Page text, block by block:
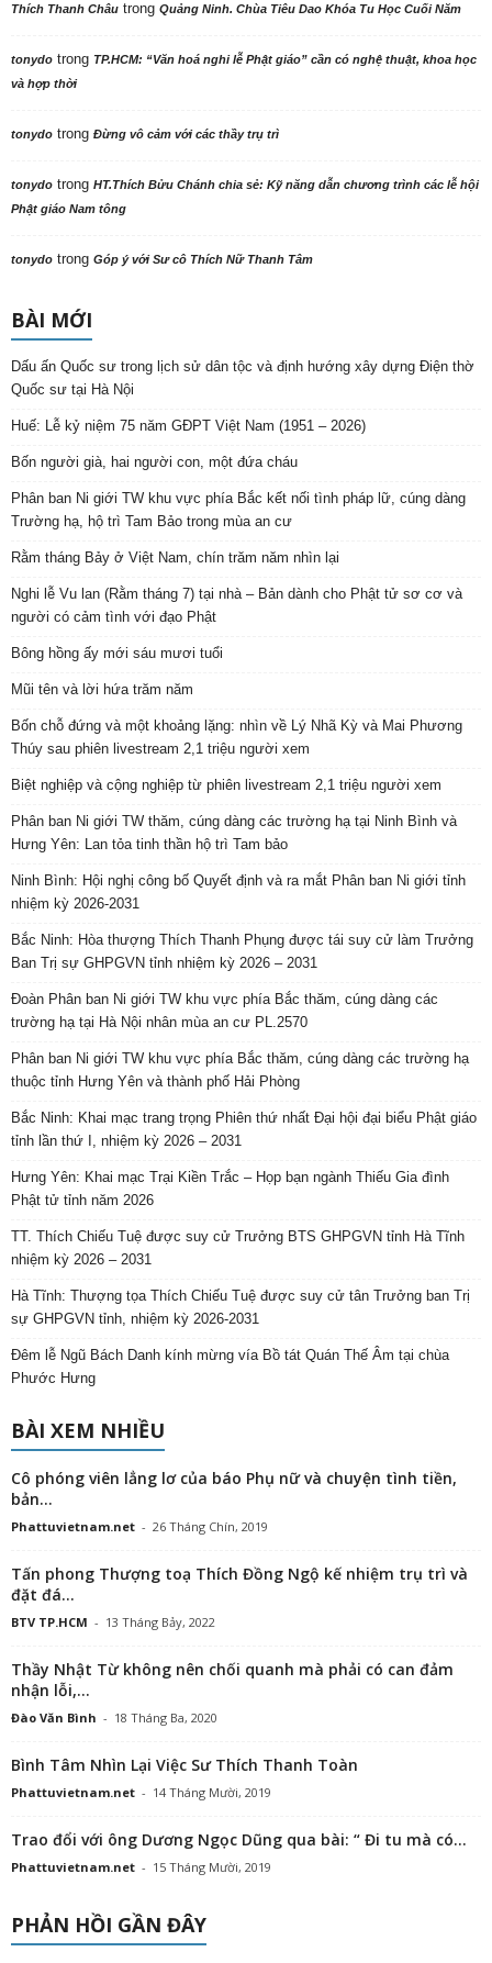
Thích Thanh Châu trong Quảng Ninh. Chùa Tiêu Dao Khóa Tu Học Cuối Năm
tonydo trong TP.HCM: “Văn hoá nghi lễ Phật giáo” cần có nghệ thuật, khoa học
và hợp thời
tonydo trong Đừng vô cảm với các thầy trụ trì
tonydo trong HT.Thích Bửu Chánh chia sẻ: Kỹ năng dẫn chương trình các lễ hội
Phật giáo Nam tông
tonydo trong Góp ý với Sư cô Thích Nữ Thanh Tâm
BÀI MỚI
Dấu ấn Quốc sư trong lịch sử dân tộc và định hướng xây dựng Điện thờ
Quốc sư tại Hà Nội
Huế: Lễ kỷ niệm 75 năm GĐPT Việt Nam (1951 – 2026)
Bốn người già, hai người con, một đứa cháu
Phân ban Ni giới TW khu vực phía Bắc kết nối tình pháp lữ, cúng dàng
Trường hạ, hộ trì Tam Bảo trong mùa an cư
Rằm tháng Bảy ở Việt Nam, chín trăm năm nhìn lại
Nghi lễ Vu lan (Rằm tháng 7) tại nhà – Bản dành cho Phật tử sơ cơ và
người có cảm tình với đạo Phật
Bông hồng ấy mới sáu mươi tuổi
Mũi tên và lời hứa trăm năm
Bốn chỗ đứng và một khoảng lặng: nhìn về Lý Nhã Kỳ và Mai Phương
Thúy sau phiên livestream 2,1 triệu người xem
Biệt nghiệp và cộng nghiệp từ phiên livestream 2,1 triệu người xem
Phân ban Ni giới TW thăm, cúng dàng các trường hạ tại Ninh Bình và
Hưng Yên: Lan tỏa tinh thần hộ trì Tam bảo
Ninh Bình: Hội nghị công bố Quyết định và ra mắt Phân ban Ni giới tỉnh
nhiệm kỳ 2026-2031
Bắc Ninh: Hòa thượng Thích Thanh Phụng được tái suy cử làm Trưởng
Ban Trị sự GHPGVN tỉnh nhiệm kỳ 2026 – 2031
Đoàn Phân ban Ni giới TW khu vực phía Bắc thăm, cúng dàng các
trường hạ tại Hà Nội nhân mùa an cư PL.2570
Phân ban Ni giới TW khu vực phía Bắc thăm, cúng dàng các trường hạ
thuộc tỉnh Hưng Yên và thành phố Hải Phòng
Bắc Ninh: Khai mạc trang trọng Phiên thứ nhất Đại hội đại biểu Phật giáo
tỉnh lần thứ I, nhiệm kỳ 2026 – 2031
Hưng Yên: Khai mạc Trại Kiền Trắc – Họp bạn ngành Thiếu Gia đình
Phật tử tỉnh năm 2026
TT. Thích Chiếu Tuệ được suy cử Trưởng BTS GHPGVN tỉnh Hà Tĩnh
nhiệm kỳ 2026 – 2031
Hà Tĩnh: Thượng tọa Thích Chiếu Tuệ được suy cử tân Trưởng ban Trị
sự GHPGVN tỉnh, nhiệm kỳ 2026-2031
Đêm lễ Ngũ Bách Danh kính mừng vía Bồ tát Quán Thế Âm tại chùa
Phước Hưng
BÀI XEM NHIỀU
Cô phóng viên lẳng lơ của báo Phụ nữ và chuyện tình tiền,
bản...
Phattuvietnam.net - 26 Tháng Chín, 2019
Tấn phong Thượng toạ Thích Đồng Ngộ kế nhiệm trụ trì và
đặt đá...
BTV TP.HCM - 13 Tháng Bảy, 2022
Thầy Nhật Từ không nên chối quanh mà phải có can đảm
nhận lỗi,...
Đào Văn Bình - 18 Tháng Ba, 2020
Bình Tâm Nhìn Lại Việc Sư Thích Thanh Toàn
Phattuvietnam.net - 14 Tháng Mười, 2019
Trao đổi với ông Dương Ngọc Dũng qua bài: “ Đi tu mà có...
Phattuvietnam.net - 15 Tháng Mười, 2019
PHẢN HỒI GẦN ĐÂY